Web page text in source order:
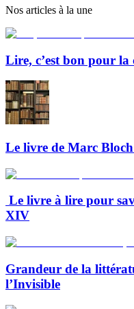
Nos articles à la une
Lire, c’est bon pour
Le livre de Marc
Le livre à lire pour
XIV
Grandeur de la
l’Invisible